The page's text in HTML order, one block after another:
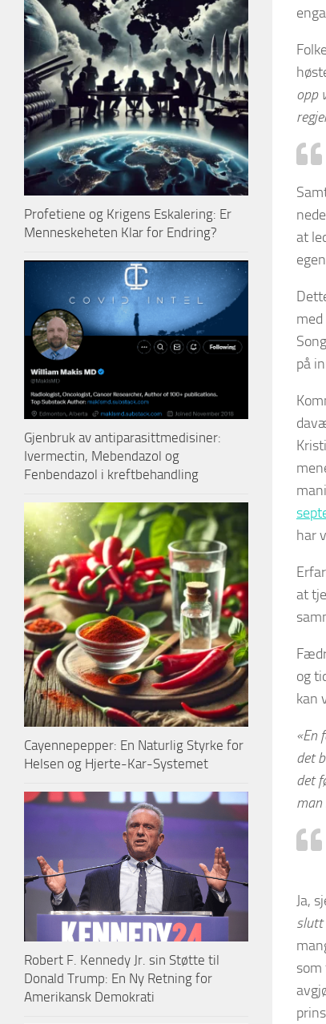
opp
at
på
har
at
og
kan
«En
det
det
man
Ja,
slutt
som
Profetiene og Krigens Eskalering: Er
Menneskeheten Klar for Endring?
Gjenbruk av antiparasittmedisiner:
Ivermectin, Mebendazol og
Fenbendazol i kreftbehandling
Cayennepepper: En Naturlig Styrke for
Helsen og Hjerte-Kar-Systemet
Robert F. Kennedy Jr. sin Støtte til
Donald Trump: En Ny Retning for
Amerikansk Demokrati